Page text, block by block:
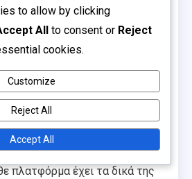
εξαργύρωσης
μεταξύ των
σεζόν διαφέρει
πλατφορμών παιχνιδιών,
που οι χρήστες αξιώνουν
πλατφόρμα έχει τα δικά της
to allow by clicking
All to consent or Reject
cookies.
Customize
Reject All
Accept All